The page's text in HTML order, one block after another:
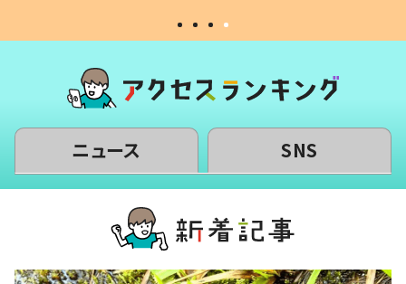
ニュース SNS